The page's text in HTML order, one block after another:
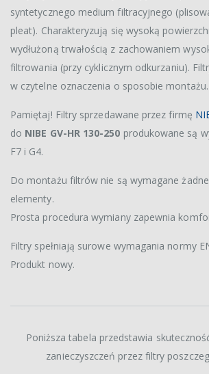
syntetycznego medium filtracyjnego
pleat). Charakteryzują się wysoką
wydłużoną trwałością z zachowaniem
filtrowania (przy cyklicznym odkurzaniu).
w czytelne oznaczenia o sposobie montażu.
Pamiętaj! Filtry sprzedawane przez firmę
do NIBE GV-HR 130-250 produkowane są
F7 i G4.
Do montażu filtrów nie są wymagane
elementy.
Prosta procedura wymiany zapewnia
Filtry spełniają surowe wymagania normy
Produkt nowy.
Poniższa tabela przedstawia
zanieczyszczeń przez filtry